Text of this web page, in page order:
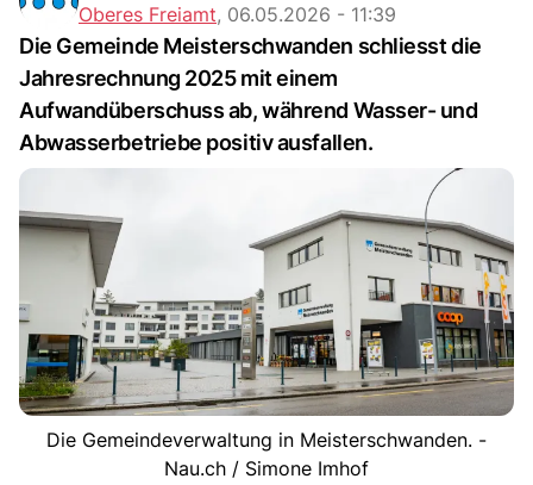
Oberes Freiamt, 06.05.2026 - 11:39
Die Gemeinde Meisterschwanden schliesst die
Jahresrechnung 2025 mit einem
Aufwandüberschuss ab, während Wasser- und
Abwasserbetriebe positiv ausfallen.
Die Gemeindeverwaltung in Meisterschwanden. -
Nau.ch / Simone Imhof